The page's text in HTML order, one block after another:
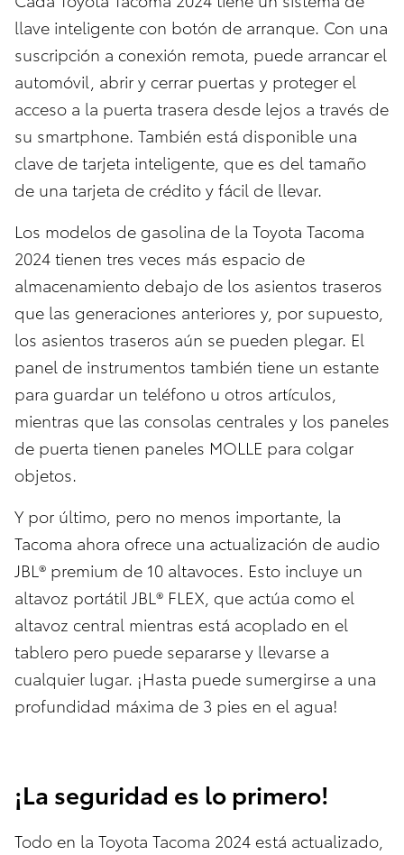
llave inteligente con botón de arranque. Con una
suscripción a conexión remota, puede arrancar el
automóvil, abrir y cerrar puertas y proteger el
acceso a la puerta trasera desde lejos a través de
su smartphone. También está disponible una
clave de tarjeta inteligente, que es del tamaño
de una tarjeta de crédito y fácil de llevar.
Los modelos de gasolina de la Toyota Tacoma
2024 tienen tres veces más espacio de
almacenamiento debajo de los asientos traseros
que las generaciones anteriores y, por supuesto,
los asientos traseros aún se pueden plegar. El
panel de instrumentos también tiene un estante
para guardar un teléfono u otros artículos,
mientras que las consolas centrales y los paneles
de puerta tienen paneles MOLLE para colgar
objetos.
Y por último, pero no menos importante, la
Tacoma ahora ofrece una actualización de audio
JBL® premium de 10 altavoces. Esto incluye un
altavoz portátil JBL® FLEX, que actúa como el
altavoz central mientras está acoplado en el
tablero pero puede separarse y llevarse a
cualquier lugar. ¡Hasta puede sumergirse a una
profundidad máxima de 3 pies en el agua!
¡La seguridad es lo primero!
Todo en la Toyota Tacoma 2024 está actualizado,